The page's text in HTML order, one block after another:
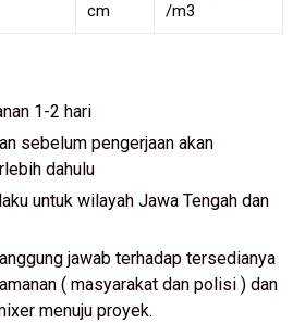
cm
/m3
1-2 hari
sebelum pengerjaan akan
dahulu
untuk wilayah Jawa Tengah dan
jawab terhadap tersedianya
( masyarakat dan polisi ) dan
menuju proyek.